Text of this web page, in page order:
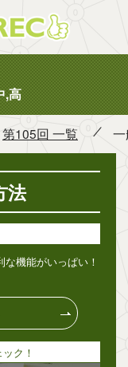
,高
第105回 一覧
法
機能がいっぱい！
ク！